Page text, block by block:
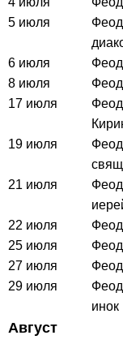
5 июля
6 июля
8 июля
17 июля
19 июля
21 июля
22 июля
25 июля
27 июля
29 июля
инок
Август